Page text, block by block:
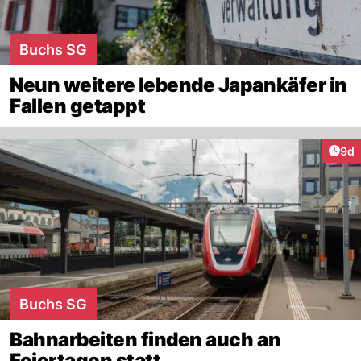
Buchs SG
Neun weitere lebende Japankäfer in
Fallen getappt
9d
Buchs SG
Bahnarbeiten finden auch an